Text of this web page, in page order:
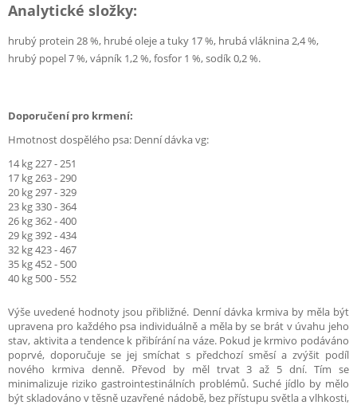
Analytické složky:
hrubý protein 28 %, hrubé oleje a tuky 17 %, hrubá vláknina 2,4 %,
hrubý popel 7 %, vápník 1,2 %, fosfor 1 %, sodík 0,2 %.
Doporučení pro krmení:
Hmotnost dospělého psa: Denní dávka vg:
14 kg 227 - 251
17 kg 263 - 290
20 kg 297 - 329
23 kg 330 - 364
26 kg 362 - 400
29 kg 392 - 434
32 kg 423 - 467
35 kg 452 - 500
40 kg 500 - 552
Výše uvedené hodnoty jsou přibližné. Denní dávka krmiva by měla být
upravena pro každého psa individuálně a měla by se brát v úvahu jeho
stav, aktivita a tendence k přibírání na váze. Pokud je krmivo podáváno
poprvé, doporučuje se jej smíchat s předchozí směsí a zvýšit podíl
nového krmiva denně. Převod by měl trvat 3 až 5 dní. Tím se
minimalizuje riziko gastrointestinálních problémů. Suché jídlo by mělo
být skladováno v těsně uzavřené nádobě, bez přístupu světla a vlhkosti,